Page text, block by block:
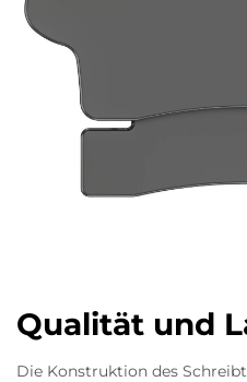
Qualität und
Die Konstruktion des